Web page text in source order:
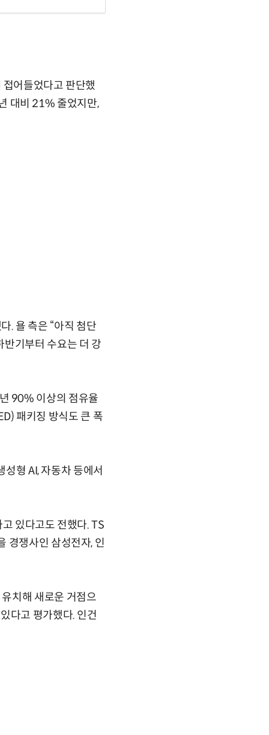
어들었다고 판단했
대비 21% 줄었지만,
. 욜 측은 “아직 첨단
반기부터 수요는 더 강
90% 이상의 점유율
패키징 방식도 큰 폭
형 AI, 자동차 등에서
있다고도 전했다. TS
경쟁사인 삼성전자, 인
치해 새로운 거점으
다고 평가했다. 인건